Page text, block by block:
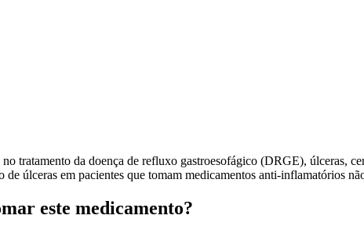
tratamento da doença de refluxo gastroesofágico (DRGE), úlceras,
úlceras em pacientes que tomam medicamentos anti-inflamatórios
este medicamento?